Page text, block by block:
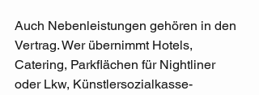
Auch Nebenleistungen gehören in den
Vertrag. Wer übernimmt Hotels,
Catering, Parkflächen für Nightliner
oder Lkw, Künstlersozialkasse-